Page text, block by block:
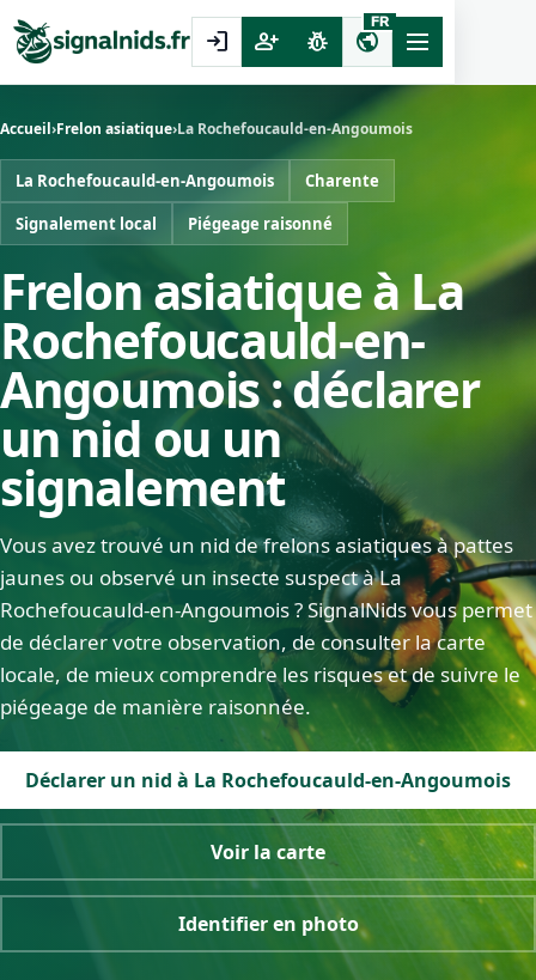
login person_add pest_control public
FR
Accueil›Frelon asiatique›La Rochefoucauld-en-Angoumois
La Rochefoucauld-en-Angoumois
Charente
Signalement local
Piégeage raisonné
Frelon asiatique à La
Rochefoucauld-en-
Angoumois : déclarer
un nid ou un
signalement
Vous avez trouvé un nid de frelons asiatiques à pattes
jaunes ou observé un insecte suspect à La
Rochefoucauld-en-Angoumois ? SignalNids vous permet
de déclarer votre observation, de consulter la carte
locale, de mieux comprendre les risques et de suivre le
piégeage de manière raisonnée.
Déclarer un nid à La Rochefoucauld-en-Angoumois
Voir la carte
Identifier en photo